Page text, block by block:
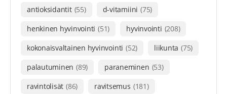
antioksidantit (55) d-vitamiini (75)
henkinen hyvinvointi (51) hyvinvointi (208)
kokonaisvaltainen hyvinvointi (52) liikunta (75)
palautuminen (89) paraneminen (53)
ravintolisät (86) ravitsemus (181)